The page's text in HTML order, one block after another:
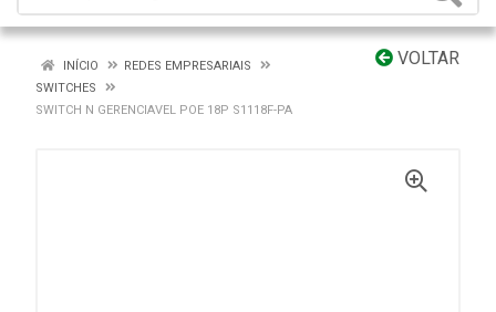
VOLTAR
INÍCIO
REDES EMPRESARIAIS
SWITCHES
SWITCH N GERENCIAVEL POE 18P S1118F-PA